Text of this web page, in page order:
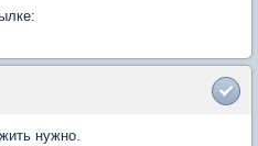
нужно.